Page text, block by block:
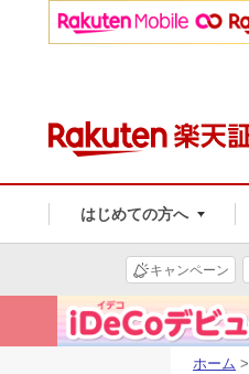
はじめての方へ
キャンペーン
ホーム >